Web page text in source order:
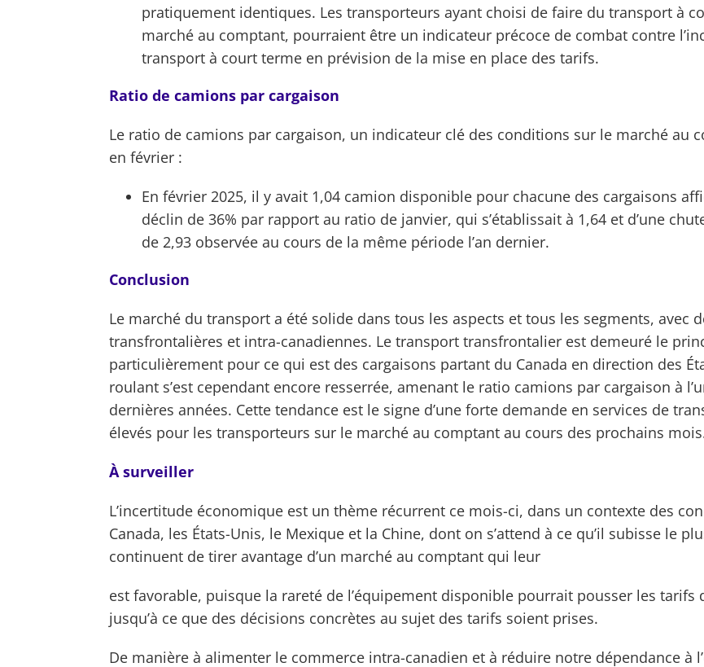
pratiquement identiques. Les transporteurs ayant choisi de faire du transport à
marché au comptant, pourraient être un indicateur précoce de combat contre
transport à court terme en prévision de la mise en place des tarifs.
Ratio de camions par cargaison
Le ratio de camions par cargaison, un indicateur clé des conditions sur le marché au
en février :
En février 2025, il y avait 1,04 camion disponible pour chacune des cargaisons
déclin de 36% par rapport au ratio de janvier, qui s’établissait à 1,64 et d’une
de 2,93 observée au cours de la même période l’an dernier.
Conclusion
Le marché du transport a été solide dans tous les aspects et tous les segments, avec
transfrontalières et intra-canadiennes. Le transport transfrontalier est demeuré le
particulièrement pour ce qui est des cargaisons partant du Canada en direction des
roulant s’est cependant encore resserrée, amenant le ratio camions par cargaison à
dernières années. Cette tendance est le signe d’une forte demande en services de
élevés pour les transporteurs sur le marché au comptant au cours des prochains
À surveiller
L’incertitude économique est un thème récurrent ce mois-ci, dans un contexte des
Canada, les États-Unis, le Mexique et la Chine, dont on s’attend à ce qu’il subisse le
continuent de tirer avantage d’un marché au comptant qui leur
est favorable, puisque la rareté de l’équipement disponible pourrait pousser les
jusqu’à ce que des décisions concrètes au sujet des tarifs soient prises.
De manière à alimenter le commerce intra-canadien et à réduire notre dépendance à